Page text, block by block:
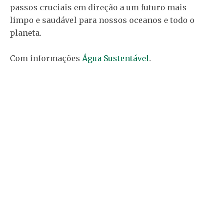
passos cruciais em direção a um futuro mais
limpo e saudável para nossos oceanos e todo o
planeta.
Com informações Água Sustentável.